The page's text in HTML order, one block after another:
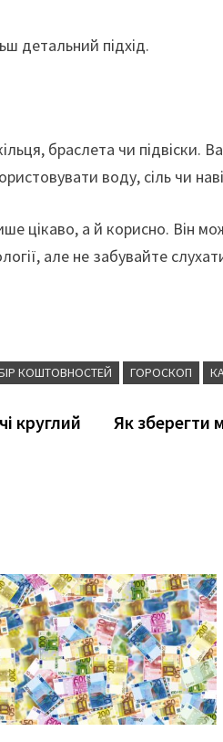
детальний підхід.
браслета чи підвіски.
воду, сіль чи
цікаво, а й корисно. Він
але не забувайте
КОШТОВНОСТЕЙ ГОРОСКОП
круглий
Як зберегти